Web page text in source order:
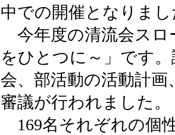
中での開催となりま
今年度の清流会スロ
をひとつに～」です
会、部活動の活動計
審議が行われました。
169名それぞれの個